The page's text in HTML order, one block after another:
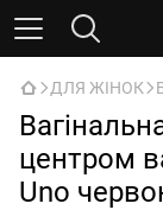
ДЛЯ ЖІНОК
центром
Uno